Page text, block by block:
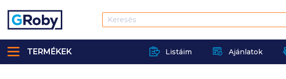
Listáim Ajánlatok
TERMÉKEK